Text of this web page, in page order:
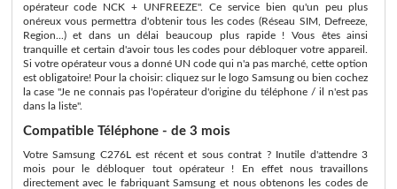
opérateur code NCK + UNFREEZE". Ce service bien qu'un peu plus
onéreux vous permettra d'obtenir tous les codes (Réseau SIM, Defreeze,
Region...) et dans un délai beaucoup plus rapide ! Vous êtes ainsi
tranquille et certain d'avoir tous les codes pour débloquer votre appareil.
Si votre opérateur vous a donné UN code qui n'a pas marché, cette option
est obligatoire! Pour la choisir: cliquez sur le logo Samsung ou bien cochez
la case "Je ne connais pas l'opérateur d'origine du téléphone / il n'est pas
dans la liste".
Compatible Téléphone - de 3 mois
Votre Samsung C276L est récent et sous contrat ? Inutile d'attendre 3
mois pour le débloquer tout opérateur ! En effet nous travaillons
directement avec le fabriquant Samsung et nous obtenons les codes de